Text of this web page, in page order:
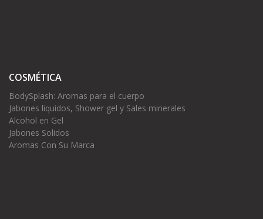
COSMÉTICA
BodySplash: Aromas para el cuerpo
Jabones liquidos, Shower gel y Sales minerales
Alcohol en Gel
Jabones Solidos
Aromas Con Su Marca